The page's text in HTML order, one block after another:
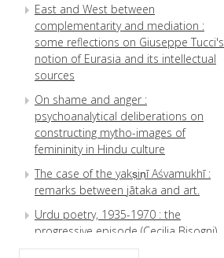
East and West between
complementarity and mediation :
some reflections on Giuseppe Tucci's
notion of Eurasia and its intellectual
sources
On shame and anger :
psychoanalytical deliberations on
constructing mytho-images of
femininity in Hindu culture
The case of the yakṣiṇī Aśvamukhī :
remarks between jātaka and art.
Urdu poetry, 1935-1970 : the
progressive episode (Cecilia Bisogni)